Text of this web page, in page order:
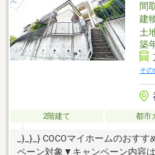
間
建
土
築
そ
2階建て 都市
_}_}_} COCOマイホームのおす
ペーン対象▼キャンペーン内容